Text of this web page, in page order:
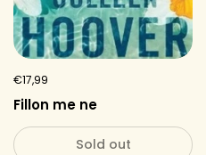
€17,99
Fillon me ne
Sold out